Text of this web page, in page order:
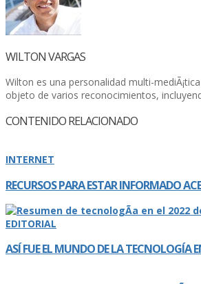
WILTON VARGAS
Wilton es una personalidad multi-
objeto de varios reconocimientos,
CONTENIDO RELACIONADO
INTERNET
RECURSOS PARA ESTAR INFORMADO
EDITORIAL
ASÍ­ FUE EL MUNDO DE LA TECNOLOGÍ­A